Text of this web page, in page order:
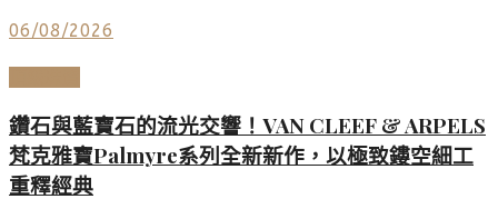
06/08/2026
鑽石與藍寶石的流光交響！VAN CLEEF & ARPELS
梵克雅寶Palmyre系列全新新作，以極致鏤空細工
重釋經典